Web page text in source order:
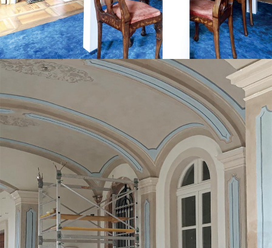
Recupero Villa d'epoca